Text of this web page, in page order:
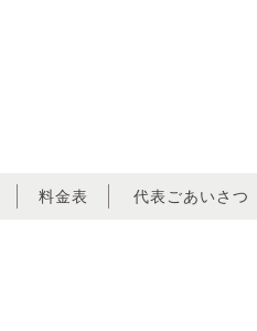
料金表 代表ごあいさつ